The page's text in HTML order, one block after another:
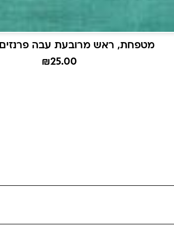
מטפחת, ראש מרובעת עבה פרנזים #2340
₪25.00